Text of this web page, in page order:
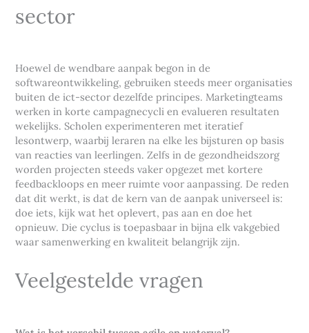
sector
Hoewel de wendbare aanpak begon in de
softwareontwikkeling, gebruiken steeds meer organisaties
buiten de ict-sector dezelfde principes. Marketingteams
werken in korte campagnecycli en evalueren resultaten
wekelijks. Scholen experimenteren met iteratief
lesontwerp, waarbij leraren na elke les bijsturen op basis
van reacties van leerlingen. Zelfs in de gezondheidszorg
worden projecten steeds vaker opgezet met kortere
feedbackloops en meer ruimte voor aanpassing. De reden
dat dit werkt, is dat de kern van de aanpak universeel is:
doe iets, kijk wat het oplevert, pas aan en doe het
opnieuw. Die cyclus is toepasbaar in bijna elk vakgebied
waar samenwerking en kwaliteit belangrijk zijn.
Veelgestelde vragen